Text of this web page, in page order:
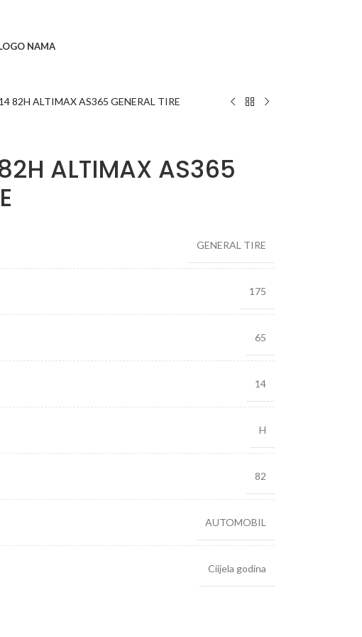
O NAMA
82H ALTIMAX AS365 GENERAL TIRE
ALTIMAX AS365
GENERAL TIRE
175
65
14
H
82
AUTOMOBIL
Ciijela godina